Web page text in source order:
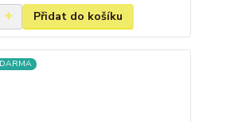
Přidat do košíku